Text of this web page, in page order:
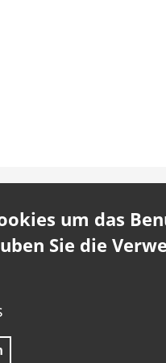
um das
Sie die